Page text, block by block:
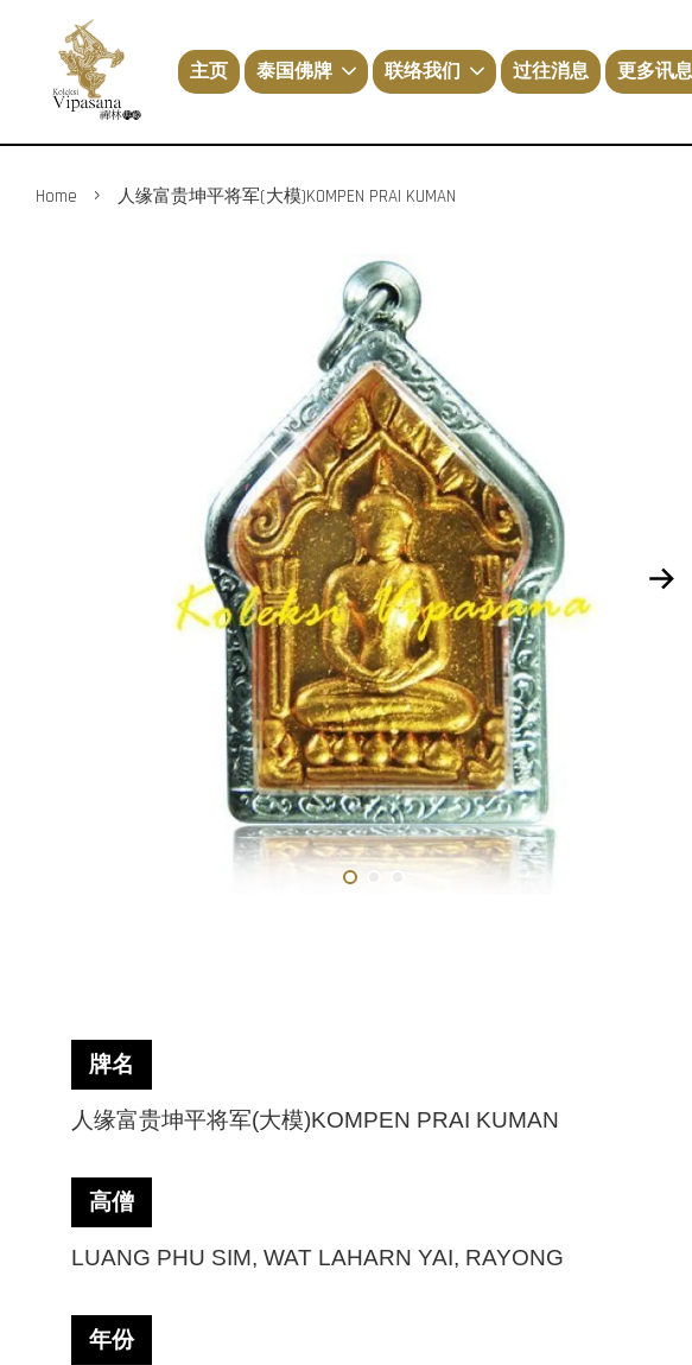
主页 泰国佛牌 联络我们 过往消息 更多讯
Home › 人缘富贵坤平将军(大模)KOMPEN PRAI KUMAN
牌名
人缘富贵坤平将军(大模)KOMPEN PRAI KUMAN
高僧
LUANG PHU SIM, WAT LAHARN YAI, RAYONG
年份